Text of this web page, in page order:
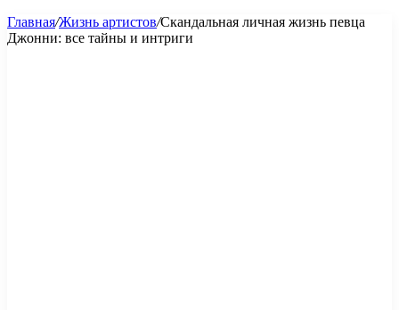
Главная/Жизнь артистов/Скандальная личная жизнь певца
Джонни: все тайны и интриги